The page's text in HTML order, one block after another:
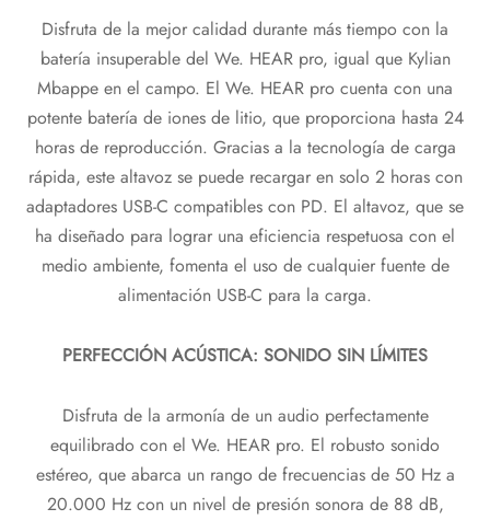
Disfruta de la mejor calidad durante más tiempo con la
batería insuperable del We. HEAR pro, igual que Kylian
Mbappe en el campo. El We. HEAR pro cuenta con una
potente batería de iones de litio, que proporciona hasta 24
horas de reproducción. Gracias a la tecnología de carga
rápida, este altavoz se puede recargar en solo 2 horas con
adaptadores USB-C compatibles con PD. El altavoz, que se
ha diseñado para lograr una eficiencia respetuosa con el
medio ambiente, fomenta el uso de cualquier fuente de
alimentación USB-C para la carga.
PERFECCIÓN ACÚSTICA: SONIDO SIN LÍMITES
Disfruta de la armonía de un audio perfectamente
equilibrado con el We. HEAR pro. El robusto sonido
estéreo, que abarca un rango de frecuencias de 50 Hz a
20.000 Hz con un nivel de presión sonora de 88 dB,